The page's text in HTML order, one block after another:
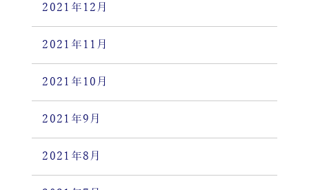
2021年12月
2021年11月
2021年10月
2021年9月
2021年8月